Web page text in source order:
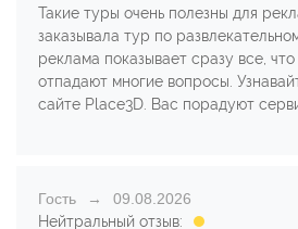
Такие туры очень полезны для
заказывала тур по
реклама показывает сразу все,
отпадают многие вопросы.
сайте Place3D. Вас порадуют
Гость
09.08.2026
Нейтральный отзыв: